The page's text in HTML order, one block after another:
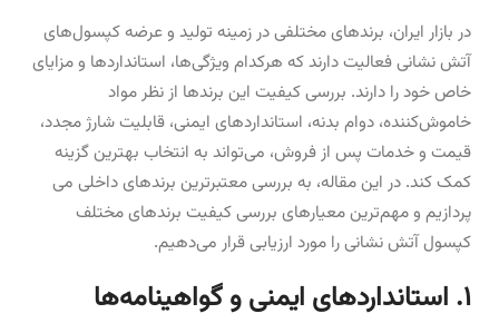
در بازار ایران، برندهای مختلفی در زمینه تولید و عرضه کپسول‌های
آتش نشانی فعالیت دارند که هرکدام ویژگی‌ها، استانداردها و مزایای
خاص خود را دارند. بررسی کیفیت این برندها از نظر مواد
خاموش‌کننده، دوام بدنه، استانداردهای ایمنی، قابلیت شارژ مجدد،
قیمت و خدمات پس از فروش، می‌تواند به انتخاب بهترین گزینه
کمک کند. در این مقاله، به بررسی معتبرترین برندهای داخلی می
پردازیم و مهم‌ترین معیارهای بررسی کیفیت برندهای مختلف
کپسول آتش نشانی را مورد ارزیابی قرار می‌دهیم.
۱. استانداردهای ایمنی و گواهینامه‌ها